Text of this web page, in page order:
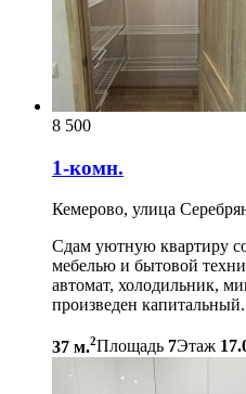
8 500
1-комн.
Кемерово, улица
Сдам уютную квартиру
мебелью и бытовой
автомат, холодильник,
произведен
37 м.2Площадь 7Этаж